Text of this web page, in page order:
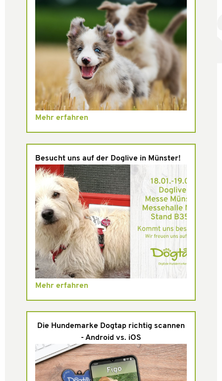
Mehr erfahren
Besucht uns auf der Doglive in Münster!
Mehr erfahren
Die Hundemarke Dogtap richtig scannen
- Android vs. iOS